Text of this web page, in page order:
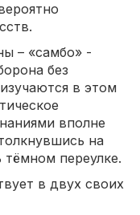
– «самбо» -
без
в этом
вполне
на
переулке.
в двух своих